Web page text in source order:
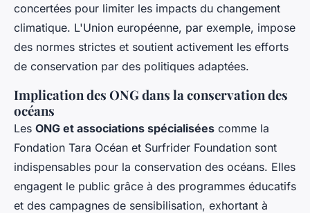
concertées pour limiter les impacts du changement
climatique. L'Union européenne, par exemple, impose
des normes strictes et soutient activement les efforts
de conservation par des politiques adaptées.
Implication des ONG dans la conservation des
océans
Les ONG et associations spécialisées comme la
Fondation Tara Océan et Surfrider Foundation sont
indispensables pour la conservation des océans. Elles
engagent le public grâce à des programmes éducatifs
et des campagnes de sensibilisation, exhortant à